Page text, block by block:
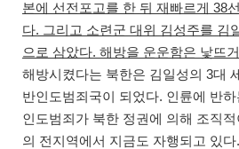
본에 선전포고를 한 뒤 재빠르게 38
다. 그리고 소련군 대위 김성주를 김
으로 삼았다. 해방을 운운함은 낯뜨
해방시켰다는 북한은 김일성의 3대
반인도범죄국이 되었다. 인륜에 반
인도범죄가 북한 정권에 의해 조직
의 전지역에서 지금도 자행되고 있다.